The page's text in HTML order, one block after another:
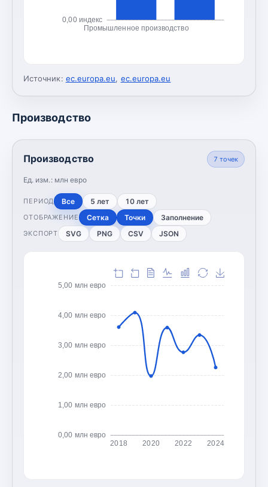
0,00 индекс
Промышленное производство
Источник: ec.europa.eu, ec.europa.eu
Производство
Производство
Ед. изм.: млн евро
7 точек
ПЕРИОД Все 5 лет 10 лет
ОТОБРАЖЕНИЕ Сетка Точки Заполнение
ЭКСПОРТ SVG PNG CSV JSON
0,00 млн евро
1,00 млн евро
2,00 млн евро
3,00 млн евро
4,00 млн евро
5,00 млн евро
2018 2020 2022 2024